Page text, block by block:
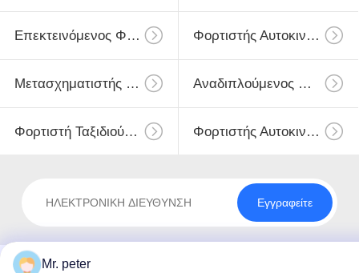
Επεκτεινόμενος Φορτιστής IPhone Φορτιστής Αυτοκινήτου USB
Μετασχηματιστής Ταξιδίου USB Αναδιπλούμενος Φορτιστής Micro USB
Φορτιστή Ταξιδιού IPhone Φορτιστής Αυτοκινήτων Iphone
Εγγραφείτε
Mr. peter